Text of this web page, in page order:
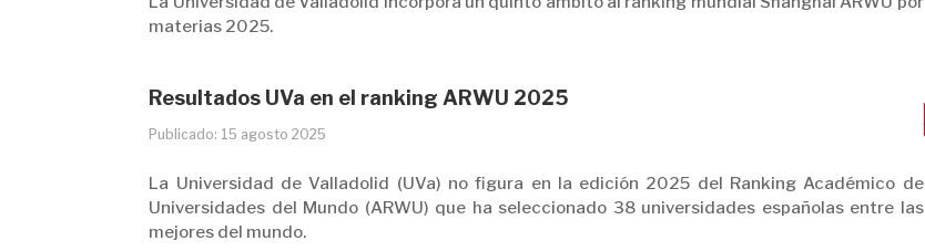
materias 2025.
Resultados UVa en el ranking ARWU 2025
Publicado: 15 agosto 2025
La Universidad de Valladolid (UVa) no figura en la edición 2025 del Ranking Académico de
Universidades del Mundo (ARWU) que ha seleccionado 38 universidades españolas entre las
mejores del mundo.